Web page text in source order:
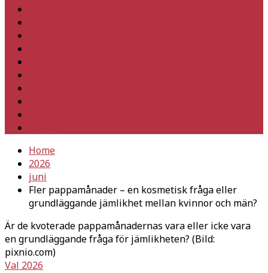
Home
2026
juni
Fler pappamånader – en kosmetisk fråga eller
grundläggande jämlikhet mellan kvinnor och män?
Är de kvoterade pappamånadernas vara eller icke vara
en grundläggande fråga för jämlikheten? (Bild:
pixnio.com)
Val 2026